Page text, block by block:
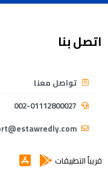
اتصل بنا
تواصل معنا
002-01112800027
قريباً التطبيقات